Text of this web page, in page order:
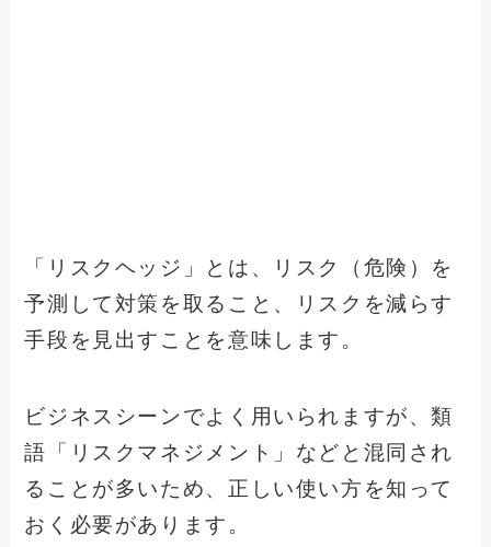
「リスクヘッジ」とは、リスク（危険）を
予測して対策を取ること、リスクを減らす
手段を見出すことを意味します。
ビジネスシーンでよく用いられますが、類
語「リスクマネジメント」などと混同され
ることが多いため、正しい使い方を知って
おく必要があります。